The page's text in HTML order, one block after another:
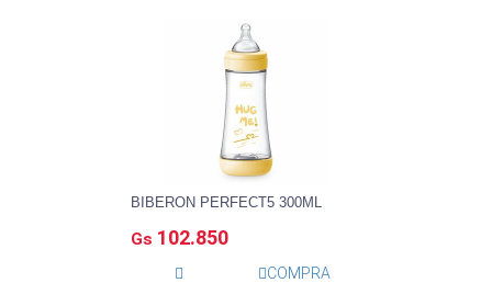
BIBERON PERFECT5 300ML
Gs 102.850
COMPRA